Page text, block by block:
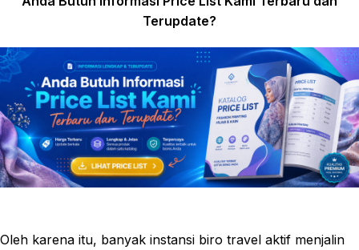
Terupdate?
Oleh karena itu, banyak instansi biro travel aktif menjalin